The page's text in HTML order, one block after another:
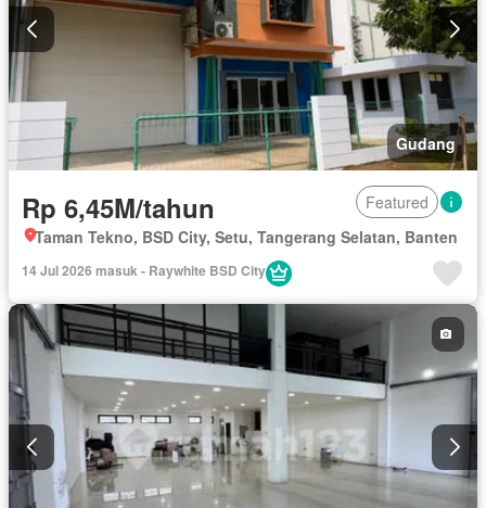
Gudang
Rp 6,45M/tahun
Featured
Taman Tekno, BSD City, Setu, Tangerang Selatan, Banten
14 Jul 2026 masuk - Raywhite BSD City